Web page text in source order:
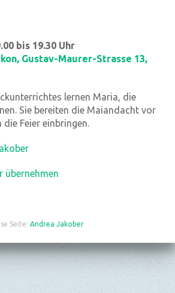
bis 19.30 Uhr
, Gustav-Maurer-Strasse 13,
lernen Maria, die
Sie bereiten die Maiandacht vor
Feier einbringen.
übernehmen
Seite: Andrea Jakober